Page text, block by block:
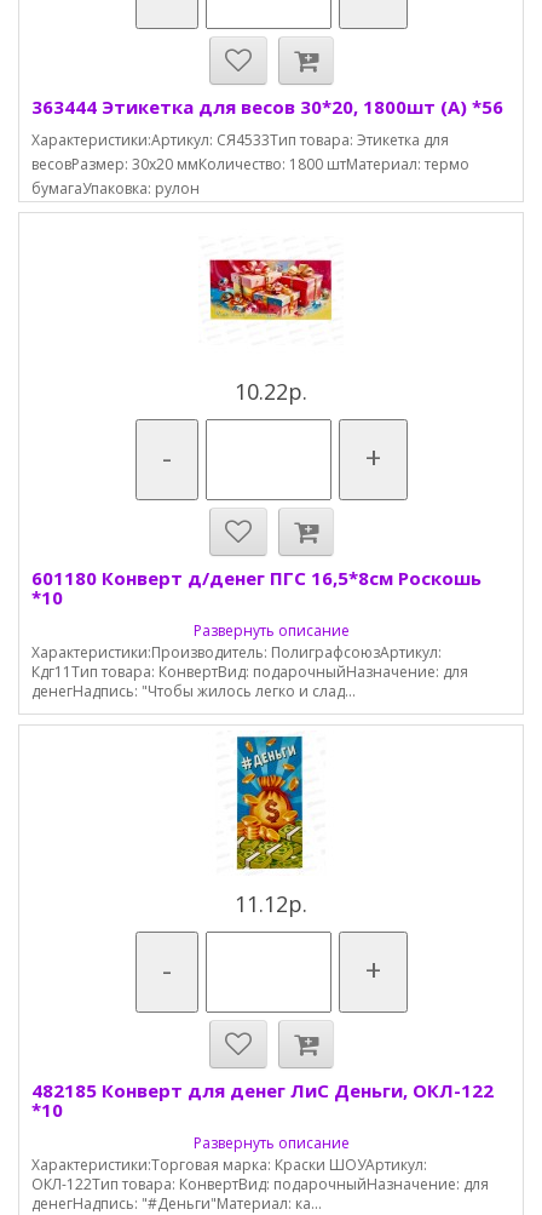
363444 Этикетка для весов 30*20, 1800шт (A) *56
Характеристики:Артикул: СЯ4533Тип товара: Этикетка для
весовРазмер: 30х20 ммКоличество: 1800 штМатериал: термо
бумагаУпаковка: рулон
10.22р.
- +
601180 Конверт д/денег ПГС 16,5*8см Роскошь
*10
Развернуть описание
Характеристики:Производитель: ПолиграфсоюзАртикул:
Кдг11Тип товара: КонвертВид: подарочныйНазначение: для
денегНадпись: "Чтобы жилось легко и слад...
11.12р.
- +
482185 Конверт для денег ЛиС Деньги, ОКЛ-122
*10
Развернуть описание
Характеристики:Торговая марка: Краски ШОУАртикул:
ОКЛ-122Тип товара: КонвертВид: подарочныйНазначение: для
денегНадпись: "#Деньги"Материал: ка...